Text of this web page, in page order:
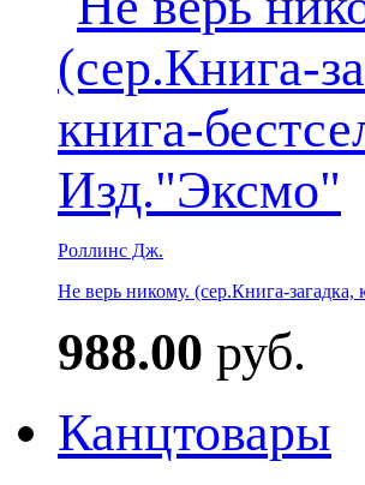
Роллинс Дж.
Не верь никому. (сер.Книга-
988.00 руб.
Канцтовары